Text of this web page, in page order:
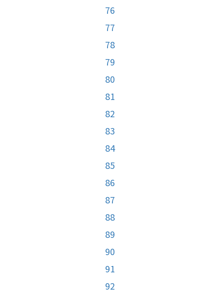
76
77
78
79
80
81
82
83
84
85
86
87
88
89
90
91
92